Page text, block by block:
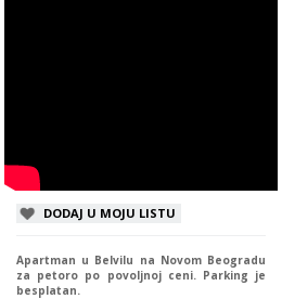
DODAJ U MOJU LISTU
Apartman u Belvilu na Novom Beogradu
za petoro po povoljnoj ceni. Parking je
besplatan.